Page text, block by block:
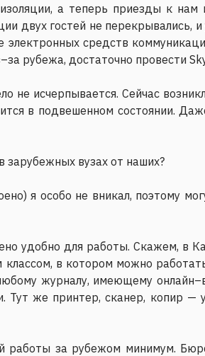
а теперь приезды к нам
двух гостей не
электронных средств
рубежа, достаточно провести
не исчерпывается. Сейчас
в подвешенном состоянии.
зарубежных вузах от наших?
я особо не вникал, поэтому
удобно для работы. Скажем, в
в котором можно
журналу, имеющему
же принтер, сканер, копир —
работы за рубежом минимум.